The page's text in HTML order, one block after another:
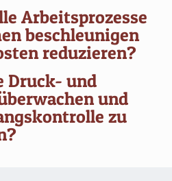
Arbeitsprozesse
beschleunigen
reduzieren?
Druck- und
und
zu